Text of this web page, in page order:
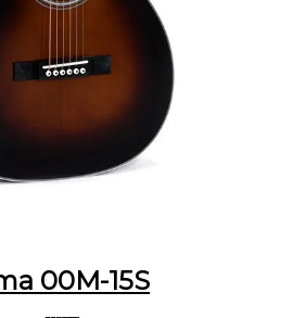
00M-15S